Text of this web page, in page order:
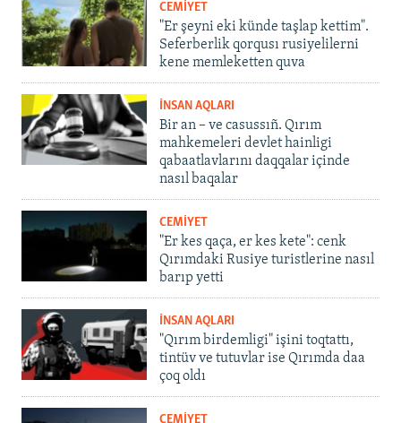
CEMİYET
"Er şeyni eki künde taşlap kettim".
Seferberlik qorqusı rusiyelilerni
kene memleketten quva
İNSAN AQLARI
Bir an – ve casussıñ. Qırım
mahkemeleri devlet hainligi
qabaatlavlarını daqqalar içinde
nasıl baqalar
CEMİYET
"Er kes qaça, er kes kete": cenk
Qırımdaki Rusiye turistlerine nasıl
barıp yetti
İNSAN AQLARI
"Qırım birdemligi" işini toqtattı,
tintüv ve tutuvlar ise Qırımda daa
çoq oldı
CEMİYET